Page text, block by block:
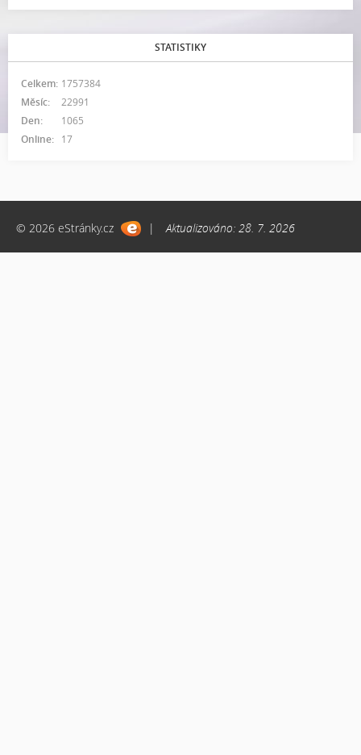
STATISTIKY
Online: 17
Celkem: 1757384
Měsíc:
22991
Den:
1065
© 2026 eStránky.cz | Aktualizováno: 28. 7. 2026